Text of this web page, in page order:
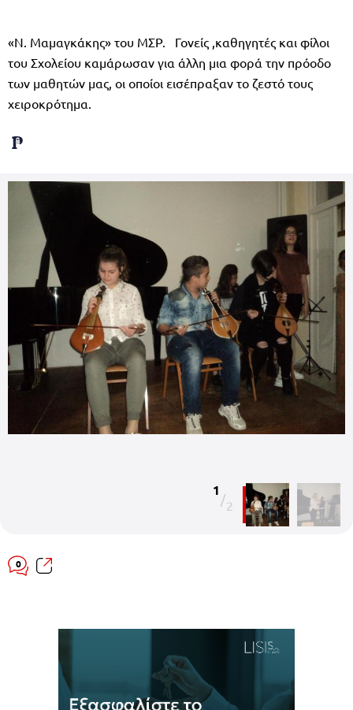
«Ν. Μαμαγκάκης» του ΜΣΡ. Γονείς ,καθηγητές και φίλοι
του Σχολείου καμάρωσαν για άλλη μια φορά την πρόοδο
των μαθητών μας, οι οποίοι εισέπραξαν το ζεστό τους
χειροκρότημα.
1
/2
0